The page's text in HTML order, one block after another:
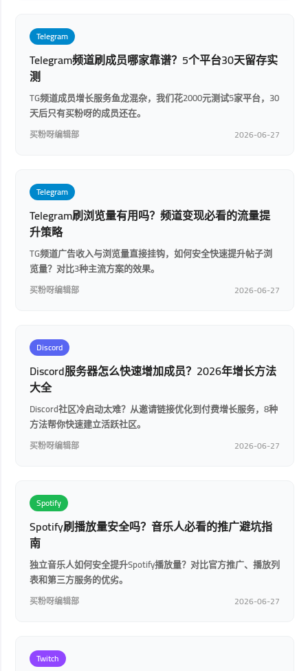
Telegram
Telegram频道刷成员哪家靠谱？5个平台30天留存实
测
TG频道成员增长服务鱼龙混杂，我们花2000元测试5家平台，30
天后只有买粉呀的成员还在。
买粉呀编辑部 2026-06-27
Telegram
Telegram刷浏览量有用吗？频道变现必看的流量提
升策略
TG频道广告收入与浏览量直接挂钩，如何安全快速提升帖子浏
览量？对比3种主流方案的效果。
买粉呀编辑部 2026-06-27
Discord
Discord服务器怎么快速增加成员？2026年增长方法
大全
Discord社区冷启动太难？从邀请链接优化到付费增长服务，8种
方法帮你快速建立活跃社区。
买粉呀编辑部 2026-06-27
Spotify
Spotify刷播放量安全吗？音乐人必看的推广避坑指
南
独立音乐人如何安全提升Spotify播放量？对比官方推广、播放列
表和第三方服务的优劣。
买粉呀编辑部 2026-06-27
Twitch